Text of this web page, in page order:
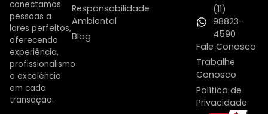
conectamos
pessoas a
lares perfeitos,
oferecendo
experiência,
profissionalismo
e excelência
em cada
transação.
Responsabilidade
Ambiental
Blog
(11)
98823-
4590
Fale Conosco
Trabalhe
Conosco
Política de
Privacidade